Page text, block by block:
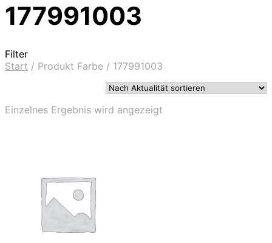
177991003
Filter
Start / Produkt Farbe / 177991003
Einzelnes Ergebnis wird angezeigt